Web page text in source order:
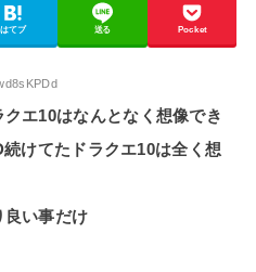
はてブ 送る Pocket
エ10はなんとなく想像でき
けてたドラクエ10は全く想
良い事だけ